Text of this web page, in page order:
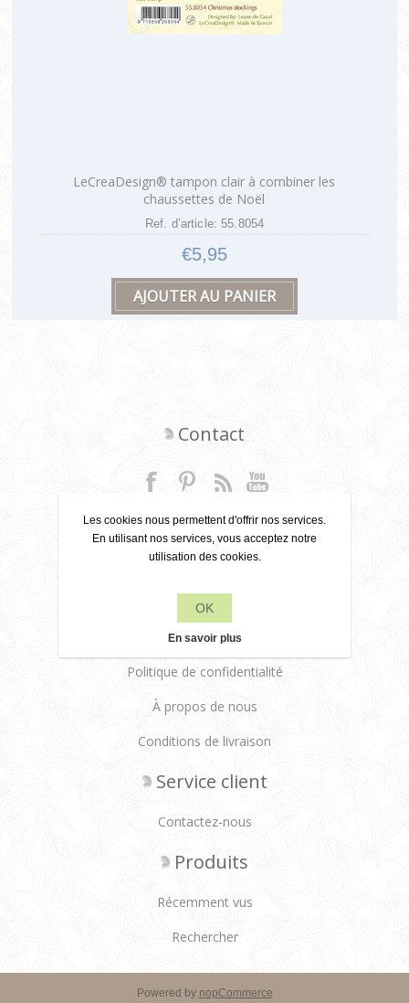
LeCreaDesign® tampon clair à combiner les
chaussettes de Noël
Ref. d’article: 55.8054
€5,95
Contact
+31 6 22 79 49 42
info[at]leanecreatief.com
Dronten, Pays-Bas
Leane Creatief
Politique de confidentialité
À propos de nous
Conditions de livraison
Service client
Contactez-nous
Produits
Récemment vus
Rechercher
Powered by nopCommerce
Les cookies nous permettent d'offrir nos services.
En utilisant nos services, vous acceptez notre
utilisation des cookies.
OK
En savoir plus